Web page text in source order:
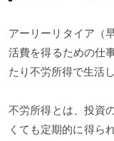
アーリーリタイア（
活費を得るための仕
たり不労所得で生活
不労所得とは、投資
くても定期的に得ら